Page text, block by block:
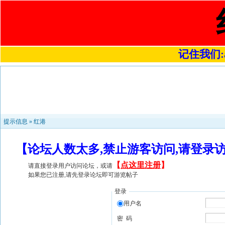
记住我们
提示信息 » 红港
【论坛人数太多,禁止游客访问,请登
请直接登录用户访问论坛，或请 【 点这里注册】
如果您已注册,请先登录论坛即可游览帖子
登录
用户名
密 码